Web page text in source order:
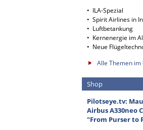
• ILA-Spezial
• Spirit Airlines in
• Luftbetankung
• Kernenergie im
• Neue
Alle Themen im
Shop
Pilotseye.tv:
Airbus A330neo
"From Purser to